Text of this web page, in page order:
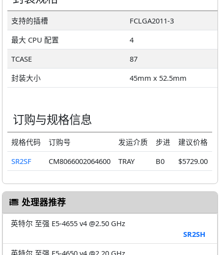
支持的插槽
FCLGA2011-3
最大 CPU 配置
4
TCASE
87
封装大小
45mm x 52.5mm
订购与规格信息
规格代码 订购号 发运介质 步进
建议价格
SR2SF
CM8066002064600 TRAY B0 $5729.00
处理器推荐
英特尔 至强 E5-4655 v4 @2.50 GHz
SR2SH
英特尔 至强 E5-4650 v4 @2.20 GHz